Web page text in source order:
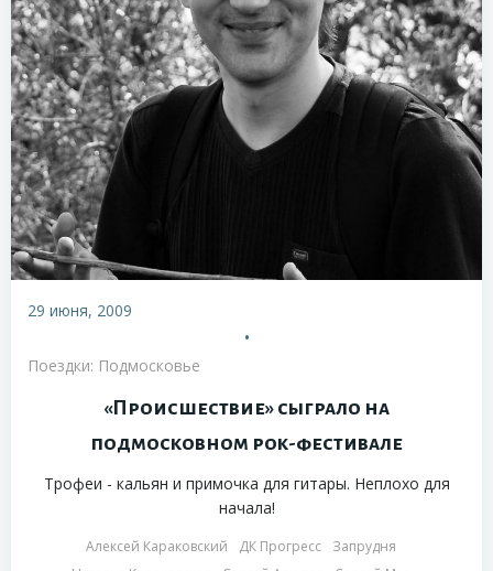
29 июня, 2009
•
Поездки: Подмосковье
«Происшествие» сыграло на
подмосковном рок-фестивале
Трофеи - кальян и примочка для гитары. Неплохо для
начала!
Алексей Караковский ДК Прогресс
Запрудня